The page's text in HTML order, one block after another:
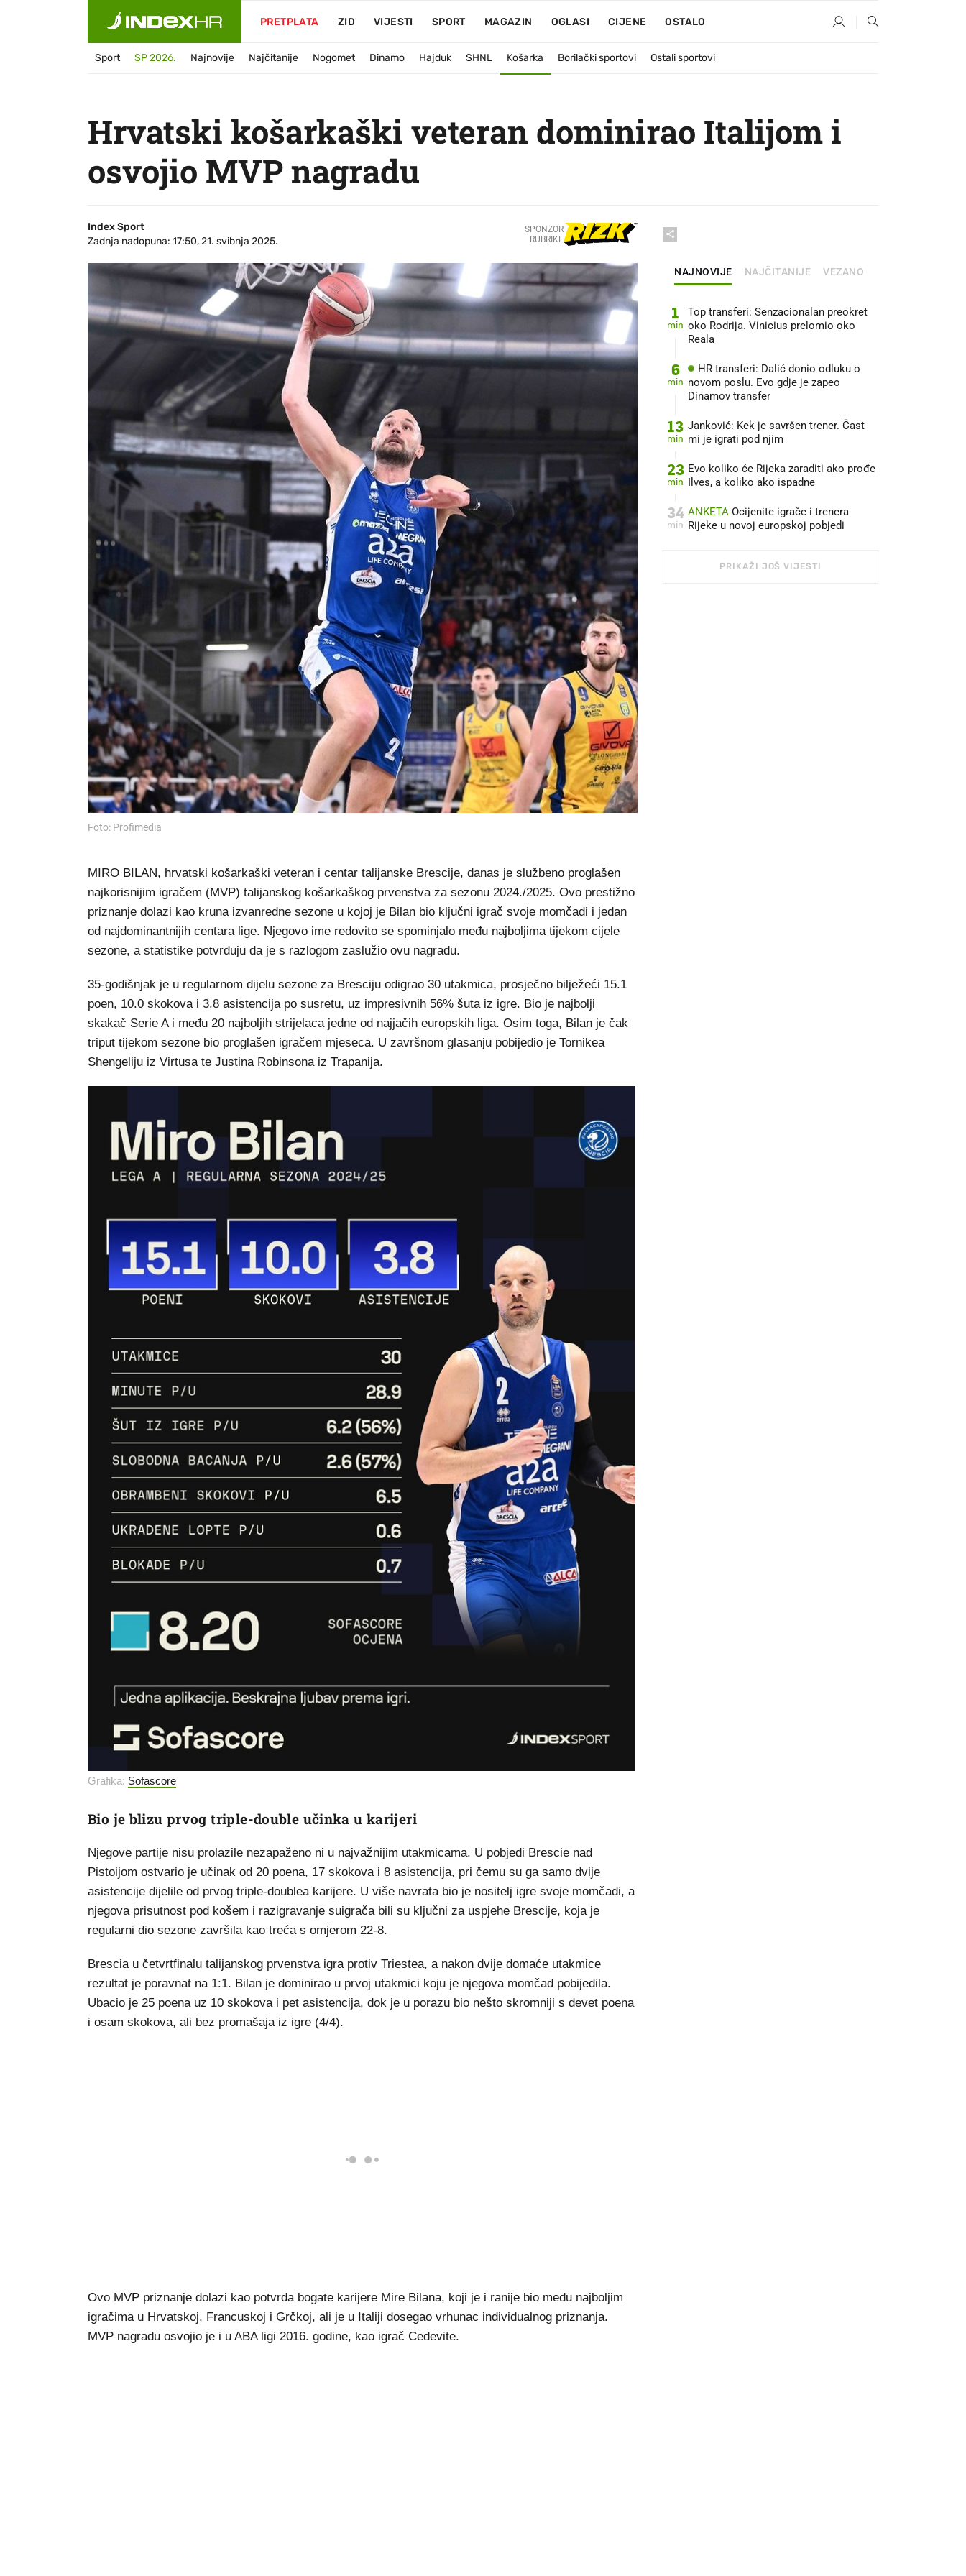
PRETPLATA ZID VIJESTI SPORT MAGAZIN OGLASI CIJENE OSTALO
Sport SP 2026. Najnovije Najčitanije Nogomet Dinamo Hajduk SHNL Košarka Borilački sportovi Ostali sportovi
Hrvatski košarkaški veteran dominirao Italijom i
osvojio MVP nagradu
Index Sport
Zadnja nadopuna: 17:50, 21. svibnja 2025.
SPONZOR
RUBRIKE
Foto: Profimedia
MIRO BILAN, hrvatski košarkaški veteran i centar talijanske Brescije, danas je službeno proglašen
najkorisnijim igračem (MVP) talijanskog košarkaškog prvenstva za sezonu 2024./2025. Ovo prestižno
priznanje dolazi kao kruna izvanredne sezone u kojoj je Bilan bio ključni igrač svoje momčadi i jedan
od najdominantnijih centara lige. Njegovo ime redovito se spominjalo među najboljima tijekom cijele
sezone, a statistike potvrđuju da je s razlogom zaslužio ovu nagradu.
35-godišnjak je u regularnom dijelu sezone za Bresciju odigrao 30 utakmica, prosječno bilježeći 15.1
poen, 10.0 skokova i 3.8 asistencija po susretu, uz impresivnih 56% šuta iz igre. Bio je najbolji
skakač Serie A i među 20 najboljih strijelaca jedne od najjačih europskih liga. Osim toga, Bilan je čak
triput tijekom sezone bio proglašen igračem mjeseca. U završnom glasanju pobijedio je Tornikea
Shengeliju iz Virtusa te Justina Robinsona iz Trapanija.
Grafika: Sofascore
Bio je blizu prvog triple-double učinka u karijeri
Njegove partije nisu prolazile nezapaženo ni u najvažnijim utakmicama. U pobjedi Brescie nad
Pistoijom ostvario je učinak od 20 poena, 17 skokova i 8 asistencija, pri čemu su ga samo dvije
asistencije dijelile od prvog triple-doublea karijere. U više navrata bio je nositelj igre svoje momčadi, a
njegova prisutnost pod košem i razigravanje suigrača bili su ključni za uspjehe Brescije, koja je
regularni dio sezone završila kao treća s omjerom 22-8.
Brescia u četvrtfinalu talijanskog prvenstva igra protiv Triestea, a nakon dvije domaće utakmice
rezultat je poravnat na 1:1. Bilan je dominirao u prvoj utakmici koju je njegova momčad pobijedila.
Ubacio je 25 poena uz 10 skokova i pet asistencija, dok je u porazu bio nešto skromniji s devet poena
i osam skokova, ali bez promašaja iz igre (4/4).
Ovo MVP priznanje dolazi kao potvrda bogate karijere Mire Bilana, koji je i ranije bio među najboljim
igračima u Hrvatskoj, Francuskoj i Grčkoj, ali je u Italiji dosegao vrhunac individualnog priznanja.
MVP nagradu osvojio je i u ABA ligi 2016. godine, kao igrač Cedevite.
NAJNOVIJE NAJČITANIJE VEZANO
1
min
Top transferi: Senzacionalan preokret
oko Rodrija. Vinicius prelomio oko
Reala
6
min
HR transferi: Dalić donio odluku o
novom poslu. Evo gdje je zapeo
Dinamov transfer
13
min
Janković: Kek je savršen trener. Čast
mi je igrati pod njim
23
min
Evo koliko će Rijeka zaraditi ako prođe
Ilves, a koliko ako ispadne
34
min
ANKETA Ocijenite igrače i trenera
Rijeke u novoj europskoj pobjedi
PRIKAŽI JOŠ VIJESTI